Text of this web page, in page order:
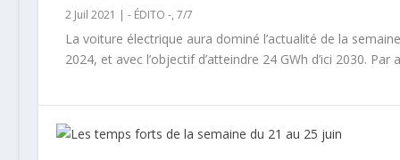
2 Juil 2021 | - ÉDITO -, 7/7
La voiture électrique aura dominé l’actualité de la
2024, et avec l’objectif d’atteindre 24 GWh d’ici 2030.